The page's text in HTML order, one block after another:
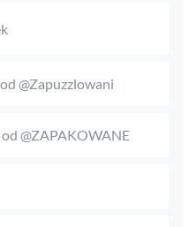
@Zapuzzlowani
@ZAPAKOWANE